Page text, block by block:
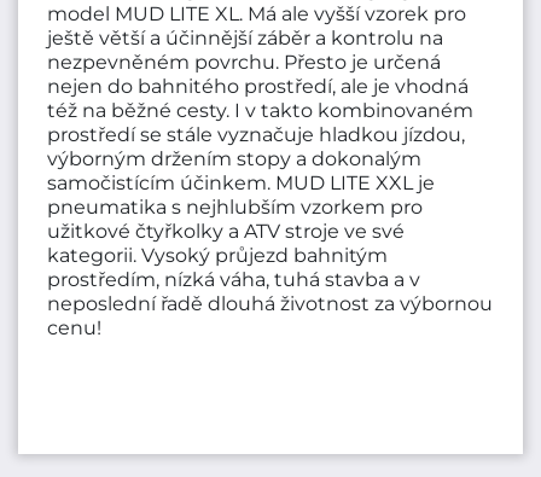
model MUD LITE XL. Má ale vyšší vzorek pro
ještě větší a účinnější záběr a kontrolu na
nezpevněném povrchu. Přesto je určená
nejen do bahnitého prostředí, ale je vhodná
též na běžné cesty. I v takto kombinovaném
prostředí se stále vyznačuje hladkou jízdou,
výborným držením stopy a dokonalým
samočistícím účinkem. MUD LITE XXL je
pneumatika s nejhlubším vzorkem pro
užitkové čtyřkolky a ATV stroje ve své
kategorii. Vysoký průjezd bahnitým
prostředím, nízká váha, tuhá stavba a v
neposlední řadě dlouhá životnost za výbornou
cenu!